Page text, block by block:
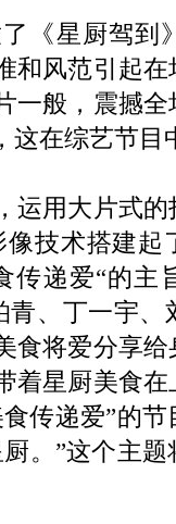
星厨驾到
和风范引起
一般，震撼
这在综艺节目
用大片式的
技术搭建起
传递爱“的主
、丁一宇
食将爱分享
着星厨美食
传递爱”的
。”这个主